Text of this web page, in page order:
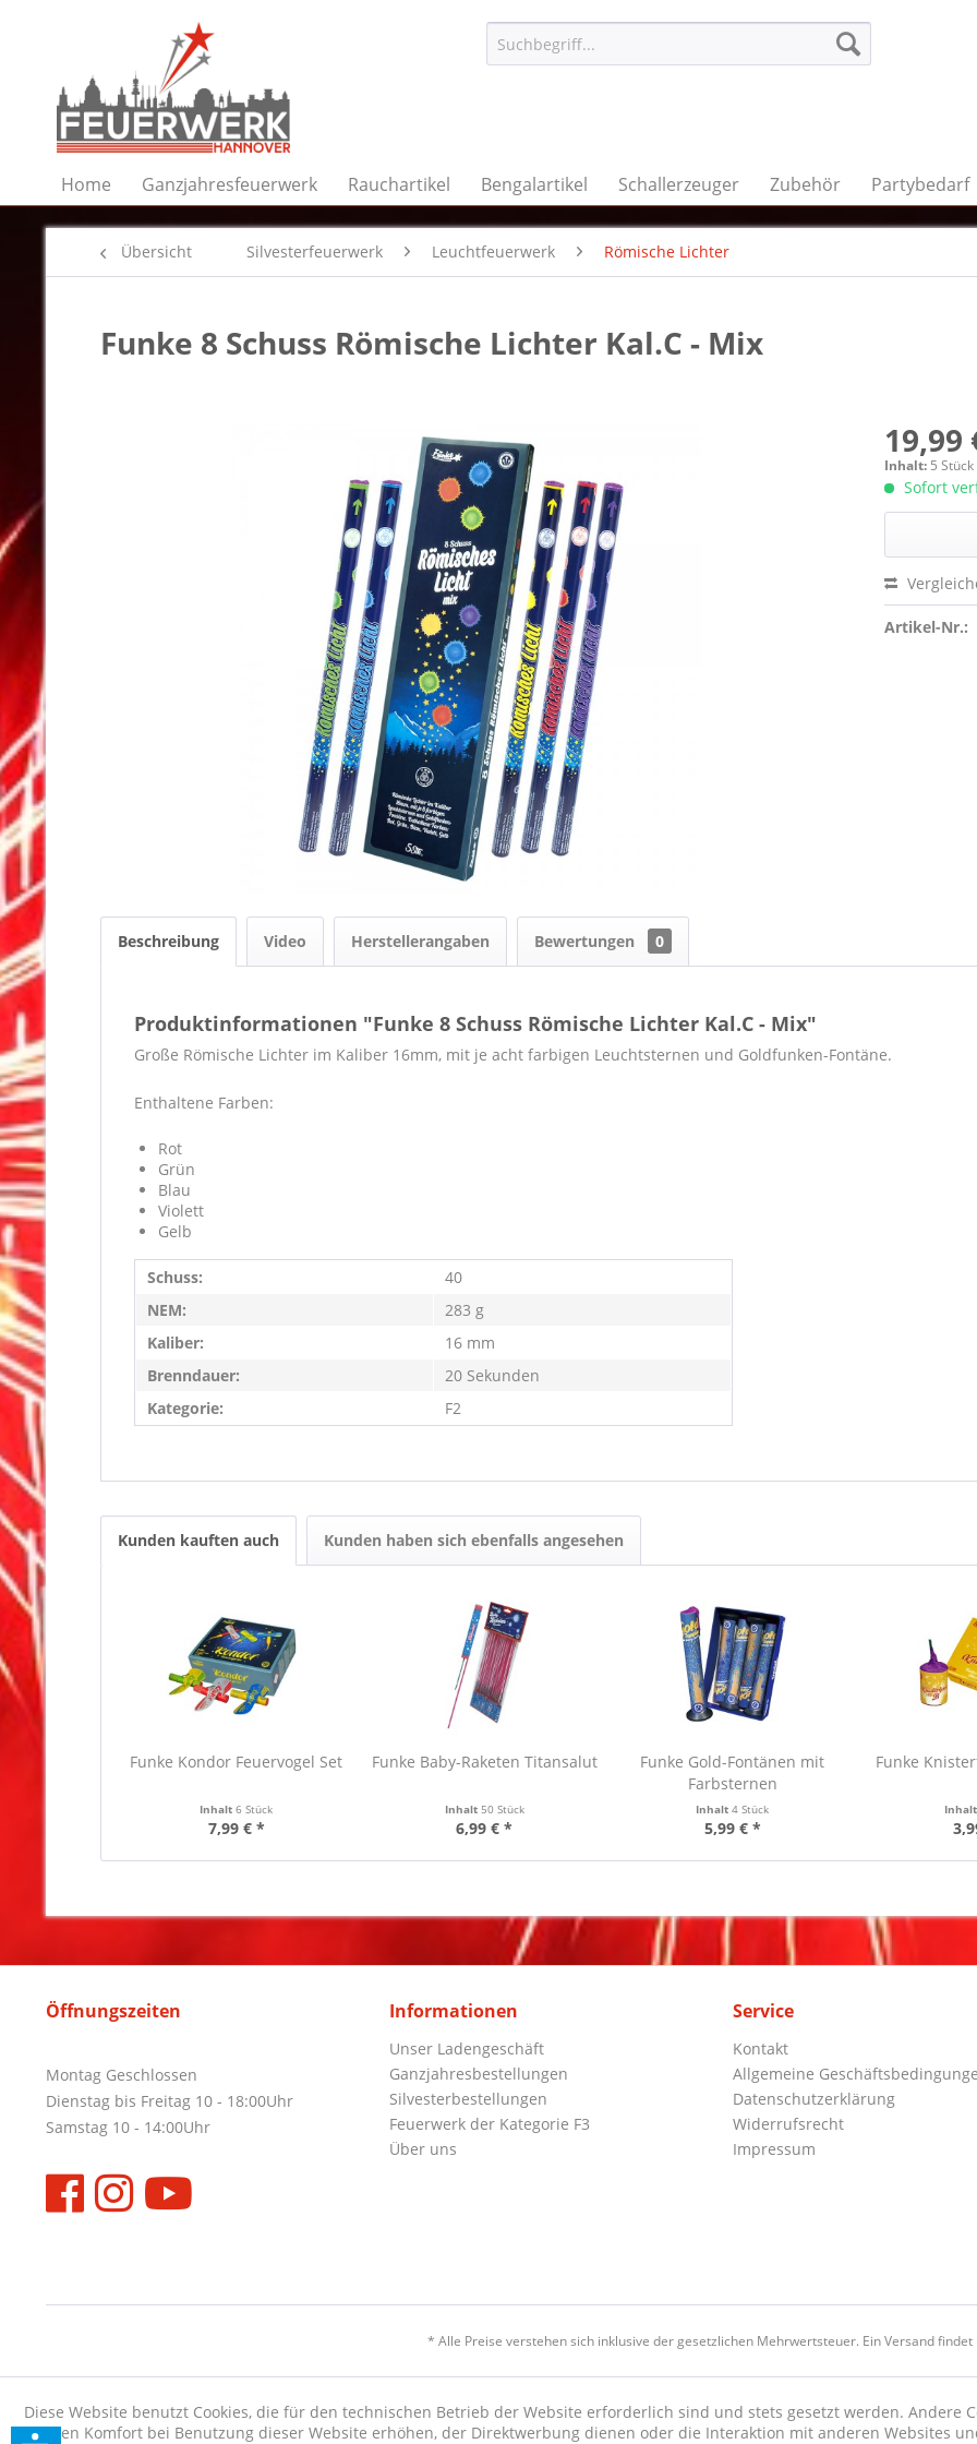
Home Ganzjahresfeuerwerk Rauchartikel Bengalartikel Schallerzeuger Zubehör Partybedarf
Übersicht Silvesterfeuerwerk Leuchtfeuerwerk Römische Lichter
Funke 8 Schuss Römische Lichter Kal.C - Mix
19,99
Inhalt: 5 Stück
Sofort
Artikel-Nr.:
Beschreibung Video Herstellerangaben Bewertungen 0
Produktinformationen "Funke 8 Schuss Römische Lichter Kal.C - Mix"
Große Römische Lichter im Kaliber 16mm, mit je acht farbigen Leuchtsternen und Goldfunken-Fontäne.
Enthaltene Farben:
Rot
Grün
Blau
Violett
Gelb
Schuss:
40
NEM:
283 g
Kaliber:
16 mm
Brenndauer:
20 Sekunden
Kategorie:
F2
Kunden kauften auch Kunden haben sich ebenfalls angesehen
Funke Kondor Feuervogel Set
Inhalt6 Stück
7,99 € *
Funke Baby-Raketen Titansalut
Inhalt 50 Stück
6,99 € *
Funke Gold-Fontänen mit
Farbsternen
Inhalt4 Stück
5,99 € *
Funke
Öffnungszeiten
Montag Geschlossen
Dienstag bis Freitag 10 - 18:00Uhr
Samstag 10 - 14:00Uhr
Informationen
Unser Ladengeschäft
Ganzjahresbestellungen
Silvesterbestellungen
Feuerwerk der Kategorie F3
Über uns
Service
Kontakt
Allgemeine
Datenschutzerklärung
Widerrufsrecht
Impressum
* Alle Preise verstehen sich inklusive der gesetzlichen Mehrwertsteuer. Ein Versand findet
Diese Website benutzt Cookies, die für den technischen Betrieb der Website erforderlich sind und stets gesetzt werden. Andere
die den Komfort bei Benutzung dieser Website erhöhen, der Direktwerbung dienen oder die Interaktion mit anderen Websites